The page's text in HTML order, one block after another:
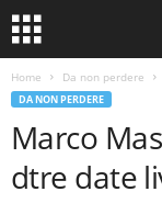
Home Da non perdere
DA NON PERDERE
Marco
dtre date